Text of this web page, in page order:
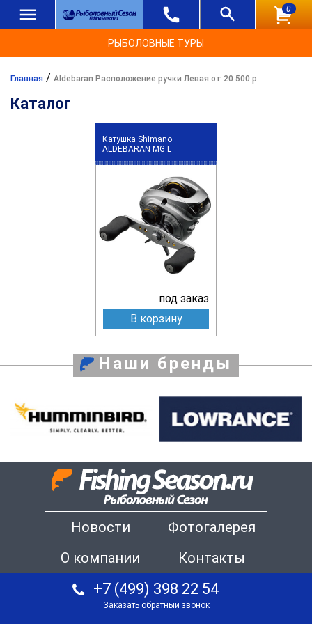
0
РЫБОЛОВНЫЕ ТУРЫ
Главная / Aldebaran Расположение ручки Левая от 20 500 р.
Каталог
Катушка Shimano
ALDEBARAN MG L
под заказ
В корзину
Наши бренды
Новости
Фотогалерея
О компании
Контакты
+7 (499) 398 22 54
Заказать обратный звонок